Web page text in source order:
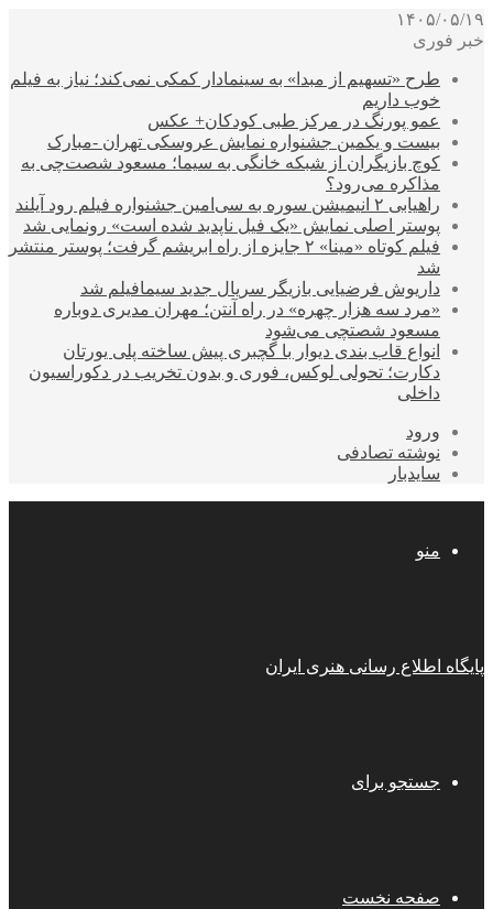
۱۴۰۵/۰۵/۱۹
خبر فوری
طرح «تسهیم از مبدا» به سینمادار کمکی نمی‌کند؛ نیاز به فیلم
خوب داریم
عمو پورنگ در مرکز طبی کودکان+ عکس
بیست و یکمین جشنواره نمایش عروسکی تهران -مبارک
کوچ بازیگران از شبکه خانگی به سیما؛ مسعود شصت‌چی به
مذاکره می‌رود؟
راهیابی ۲ انیمیشن سوره به سی‌امین جشنواره فیلم رود آیلند
پوستر اصلی نمایش «یک فیل ناپدید شده است» رونمایی شد
فیلم کوتاه «مینا» ۲ جایزه از راه ابریشم گرفت؛ پوستر منتشر
شد
داریوش فرضیایی بازیگر سریال جدید سیمافیلم شد
«مرد سه هزار چهره» در راه آنتن؛ مهران مدیری دوباره
مسعود شصتچی می‌شود
انواع قاب بندی دیوار با گچبری پیش ساخته پلی یورتان
دکارت؛ تحولی لوکس، فوری و بدون تخریب در دکوراسیون
داخلی
ورود
نوشته تصادفی
سایدبار
منو
پایگاه اطلاع رسانی هنری ایران
جستجو برای
صفحه نخست